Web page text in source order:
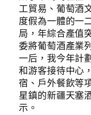
工貿易、葡萄酒
度假為一體的一
局，年綜合產值
委將葡萄酒產業
一后，我今年計
和游客接待中心
宿、戶外餐飲等
星鎮的新疆天塞
示。